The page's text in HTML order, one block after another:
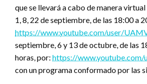
que se llevará a cabo de manera
1, 8, 22 de septiembre, de las 18:00 a
https://www.youtube.com/user/
septiembre, 6 y 13 de octubre, de las
horas, por: https://www.youtube.com/
con un programa conformado por las